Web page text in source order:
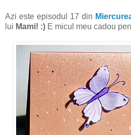
Azi este episodul 17 din
lui Mami! :) E micul meu cadou